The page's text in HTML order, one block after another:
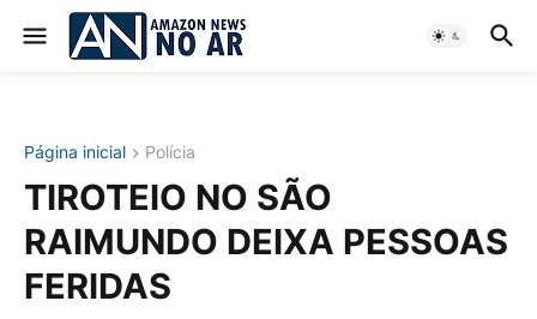
Página inicial Polícia
TIROTEIO NO SÃO
RAIMUNDO DEIXA PESSOAS
FERIDAS